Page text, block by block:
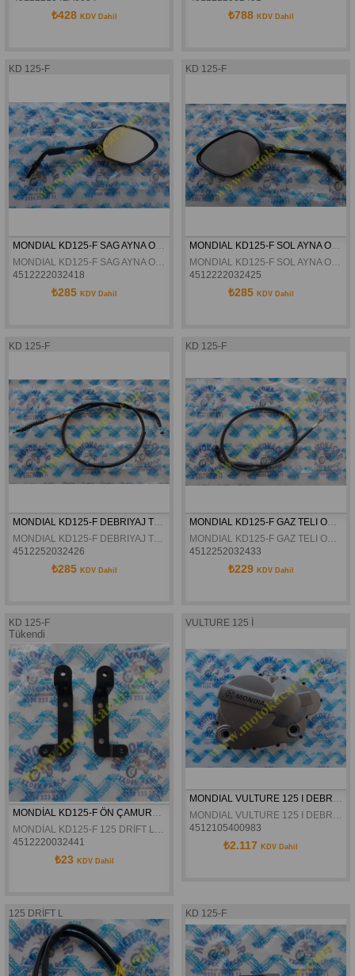
₺428 KDV Dahil ₺788 KDV Dahil
KD 125-F
MONDIAL KD125-F SAG AYNA ORJINAL
MONDIAL KD125-F SAG AYNA ORJINAL
4512222032418
₺285 KDV Dahil
KD 125-F
4512222032425
₺285 KDV Dahil
KD 125-F
MONDIAL KD125-F DEBRIYAJ TELI ORJINAL
MONDIAL KD125-F DEBRIYAJ TELI ORJINAL
4512252032426
₺285 KDV Dahil
KD 125-F
4512252032433
₺229 KDV Dahil
KD 125-F
Tükendi
4512220032441
₺23 KDV Dahil
VULTURE 125 İ
4512105400983
₺2.117KDV Dahil
125 DRİFT L KD 125-F